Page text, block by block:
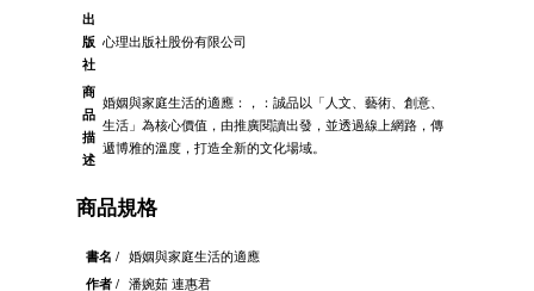
出
版
社
心理出版社股份有限公司
商
品
描
述
婚姻與家庭生活的適應：，：誠品以「人文、藝術、創意、
生活」為核心價值，由推廣閱讀出發，並透過線上網路，傳
遞博雅的溫度，打造全新的文化場域。
商品規格
書名 /
婚姻與家庭生活的適應
作者 /
潘婉茹 連惠君